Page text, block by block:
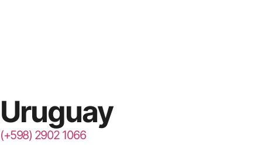
Uruguay
(+598) 2902 1066